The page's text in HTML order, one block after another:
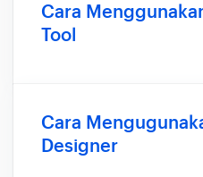
Cara
Tool
Cara
Designer